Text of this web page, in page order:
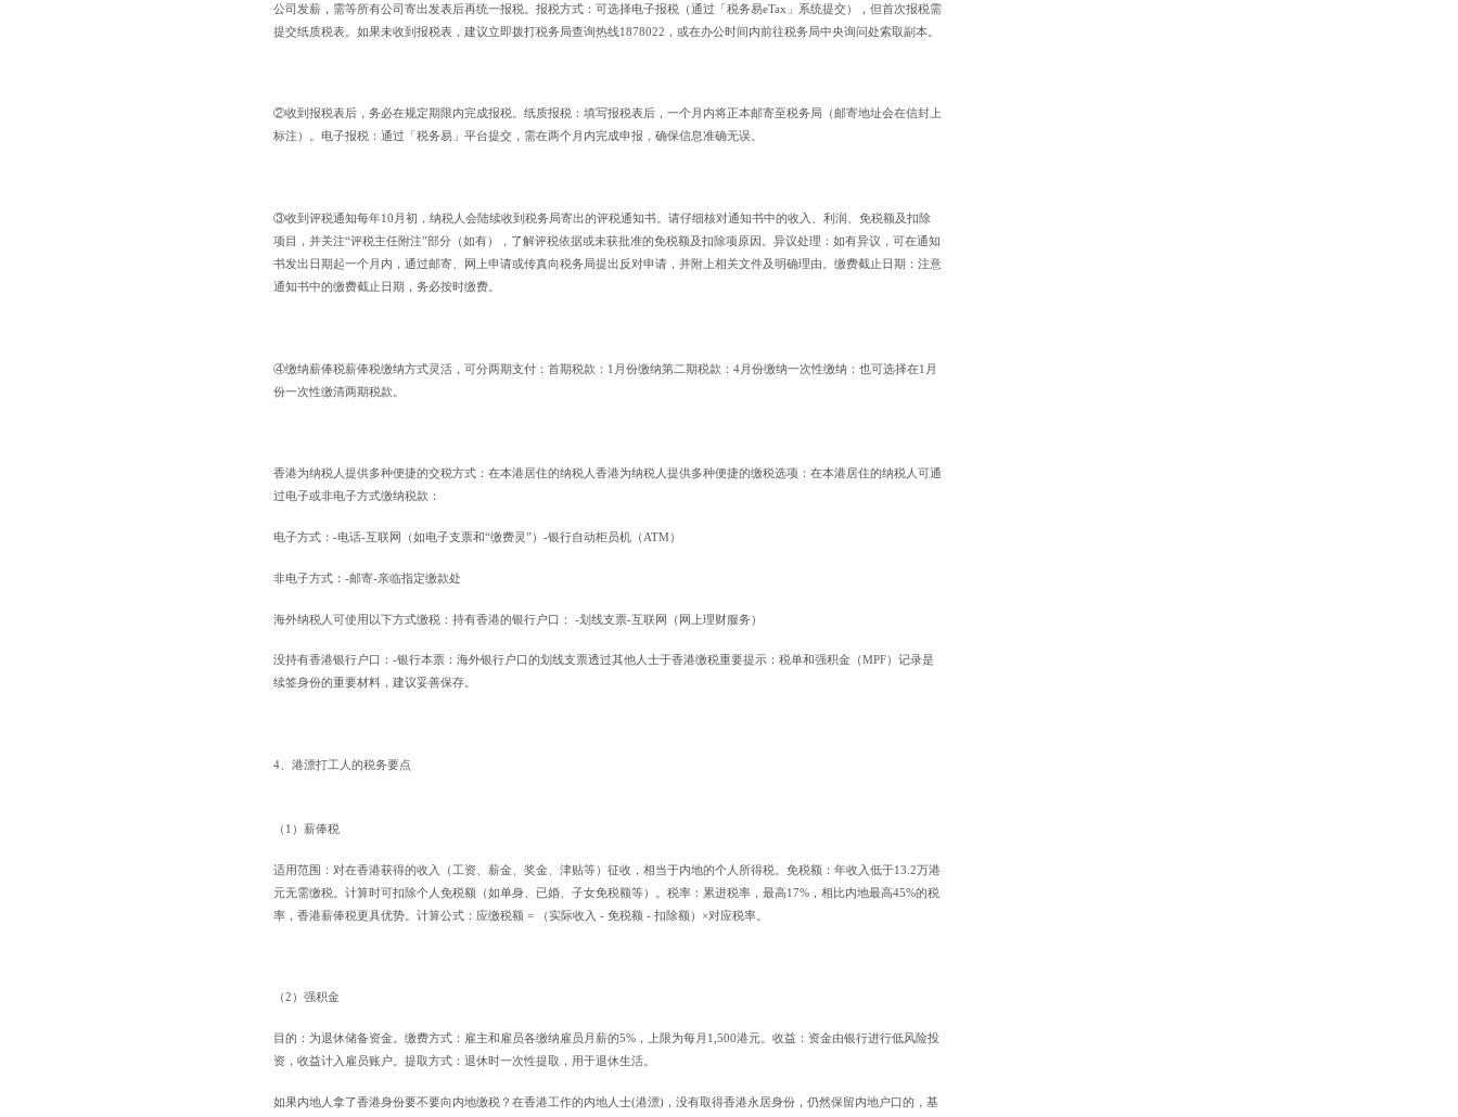
公司发薪，需等所有公司寄出发表后再统一报税。报税方式：可选择电子报税（通过「税务易eTax」系统提交），但首次报税需
提交纸质税表。如果未收到报税表，建议立即拨打税务局查询热线1878022，或在办公时间内前往税务局中央询问处索取副本。
②收到报税表后，务必在规定期限内完成报税。纸质报税：填写报税表后，一个月内将正本邮寄至税务局（邮寄地址会在信封上
标注）。电子报税：通过「税务易」平台提交，需在两个月内完成申报，确保信息准确无误。
③收到评税通知每年10月初，纳税人会陆续收到税务局寄出的评税通知书。请仔细核对通知书中的收入、利润、免税额及扣除
项目，并关注“评税主任附注”部分（如有），了解评税依据或未获批准的免税额及扣除项原因。异议处理：如有异议，可在通知
书发出日期起一个月内，通过邮寄、网上申请或传真向税务局提出反对申请，并附上相关文件及明确理由。缴费截止日期：注意
通知书中的缴费截止日期，务必按时缴费。
④缴纳薪俸税薪俸税缴纳方式灵活，可分两期支付：首期税款：1月份缴纳第二期税款：4月份缴纳一次性缴纳：也可选择在1月
份一次性缴清两期税款。
香港为纳税人提供多种便捷的交税方式：在本港居住的纳税人香港为纳税人提供多种便捷的缴税选项：在本港居住的纳税人可通
过电子或非电子方式缴纳税款：
电子方式：-电话-互联网（如电子支票和“缴费灵”）-银行自动柜员机（ATM）
非电子方式：-邮寄-亲临指定缴款处
海外纳税人可使用以下方式缴税：持有香港的银行户口： -划线支票-互联网（网上理财服务）
没持有香港银行户口：-银行本票：海外银行户口的划线支票透过其他人士于香港缴税重要提示：税单和强积金（MPF）记录是
续签身份的重要材料，建议妥善保存。
4、港漂打工人的税务要点
（1）薪俸税
适用范围：对在香港获得的收入（工资、薪金、奖金、津贴等）征收，相当于内地的个人所得税。免税额：年收入低于13.2万港
元无需缴税。计算时可扣除个人免税额（如单身、已婚、子女免税额等）。税率：累进税率，最高17%，相比内地最高45%的税
率，香港薪俸税更具优势。计算公式：应缴税额 = （实际收入 - 免税额 - 扣除额）×对应税率。
（2）强积金
目的：为退休储备资金。缴费方式：雇主和雇员各缴纳雇员月薪的5%，上限为每月1,500港元。收益：资金由银行进行低风险投
资，收益计入雇员账户。提取方式：退休时一次性提取，用于退休生活。
如果内地人拿了香港身份要不要向内地缴税？在香港工作的内地人士(港漂)，没有取得香港永居身份，仍然保留内地户口的，基